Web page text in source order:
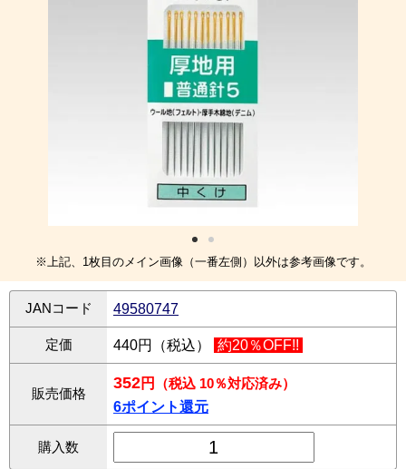
※上記、1枚目のメイン画像（一番左側）以外は参考画像です。
JANコード 49580747
定価 440円（税込） 約20％OFF!!
販売価格
352円
（税込 10％対応済み）
6ポイント還元
購入数